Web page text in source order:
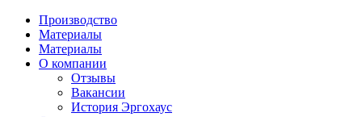
Производство
Материалы
Материалы
О компании
Отзывы
Вакансии
История Эргохаус